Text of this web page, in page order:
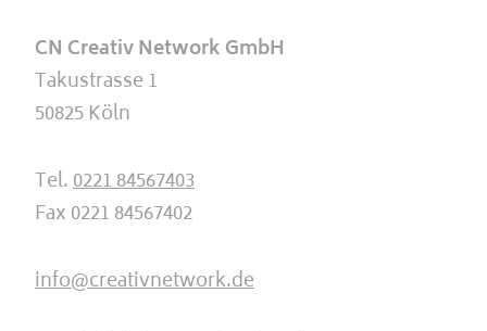
CN Creativ Network GmbH
Takustrasse 1
50825 Köln
Tel.0221 84567403
Fax 0221 84567402
info@creativnetwork.de